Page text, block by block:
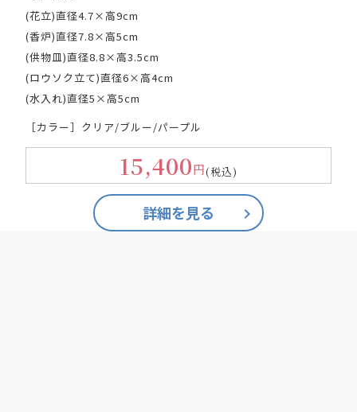
(花立)直径4.7×高9cm
(香炉)直径7.8×高5cm
(供物皿)直径8.8×高3.5cm
(ロウソク立て)直径6×高4cm
(水入れ)直径5×高5cm
［カラー］クリア/ブルー/パープル
15,400円(税込)
詳細を見る keyboard_arrow_right